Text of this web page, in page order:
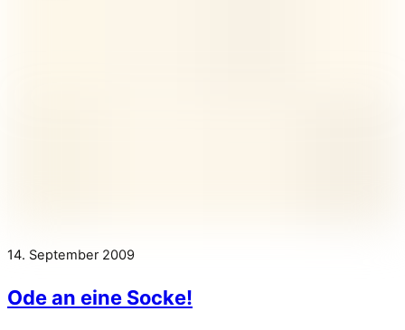
14. September 2009
Ode an eine Socke!